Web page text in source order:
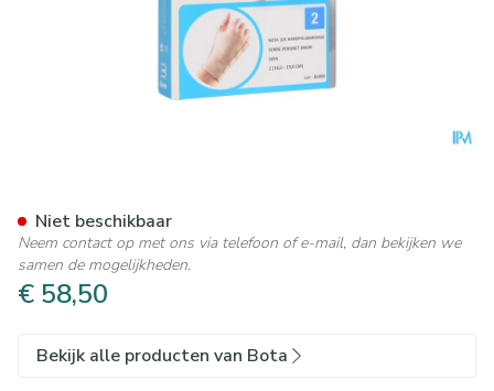
€ 58,50
Niet beschikbaar
Neem contact op met ons via telefoon of e-mail, dan bekijken we
samen de mogelijkheden.
Bekijk alle producten van Bota